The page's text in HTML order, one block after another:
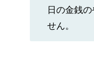
日の金銭
せん。